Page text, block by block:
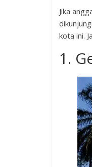
Jika
kota ini.
1.